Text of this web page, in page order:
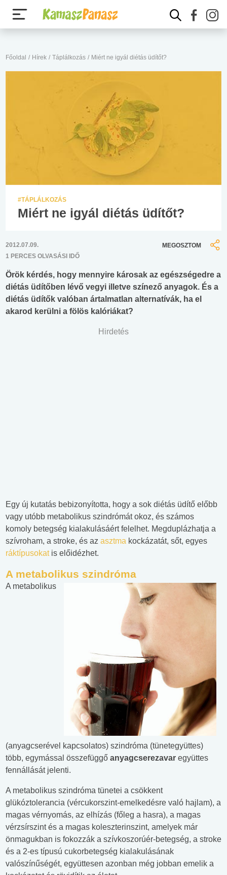
Főoldal / Hírek / Táplálkozás / Miért ne igyál diétás üdítőt?
#TÁPLÁLKOZÁS
Miért ne igyál diétás üdítőt?
2012.07.09.
1 PERCES OLVASÁSI IDŐ
MEGOSZTOM
Örök kérdés, hogy mennyire károsak az egészségedre a
diétás üdítőben lévő vegyi illetve színező anyagok. És a
diétás üdítők valóban ártalmatlan alternatívák, ha el
akarod kerülni a fölös kalóriákat?
Hirdetés
Egy új kutatás bebizonyította, hogy a sok diétás üdítő előbb
vagy utóbb metabolikus szindrómát okoz, és számos
komoly betegség kialakulásáért felelhet. Megduplázhatja a
szívroham, a stroke, és az asztma kockázatát, sőt, egyes
ráktípusokat is előidézhet.
A metabolikus szindróma
A metabolikus
(anyagcserével kapcsolatos) szindróma (tünetegyüttes)
több, egymással összefüggő anyagcserezavar együttes
fennállását jelenti.
A metabolikus szindróma tünetei a csökkent
glükóztolerancia (vércukorszint-emelkedésre való hajlam), a
magas vérnyomás, az elhízás (főleg a hasra), a magas
vérzsírszint és a magas koleszterinszint, amelyek már
önmagukban is fokozzák a szívkoszorúér-betegség, a stroke
és a 2-es típusú cukorbetegség kialakulásának
valószínűségét, együttesen azonban még jobban emelik a